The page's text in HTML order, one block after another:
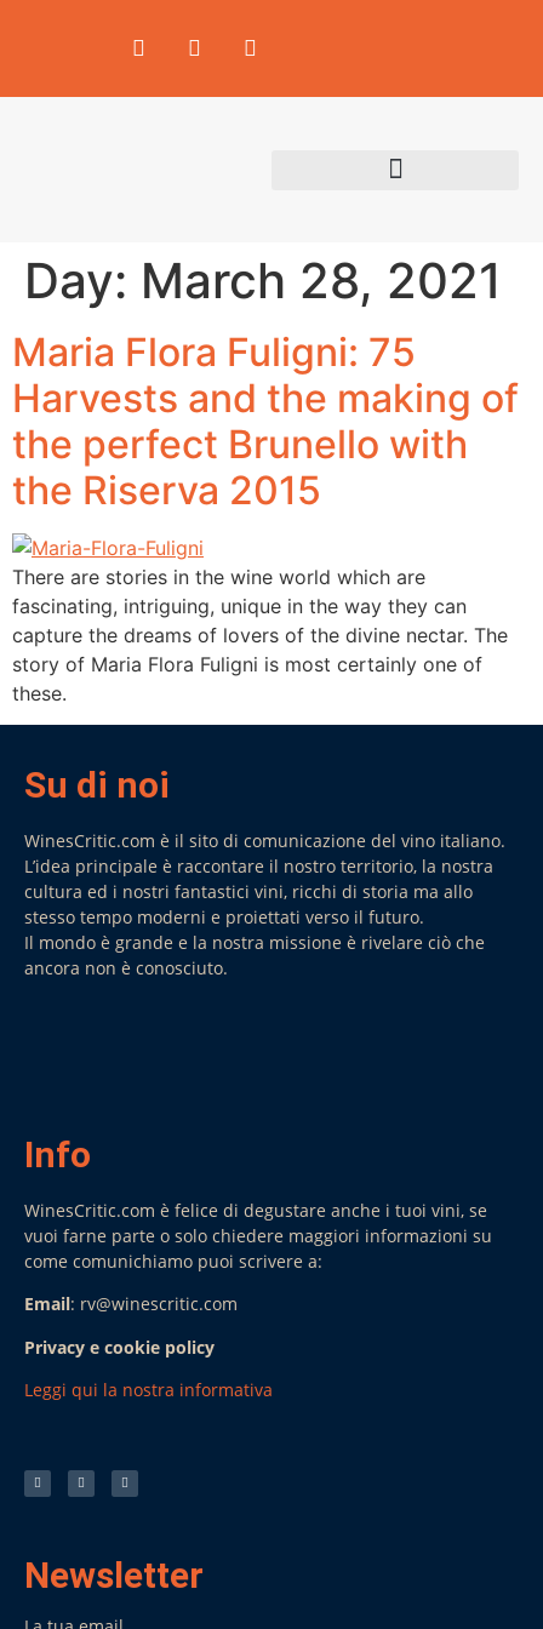
Day: March 28, 2021
Maria Flora Fuligni: 75
Harvests and the making of
the perfect Brunello with
the Riserva 2015
There are stories in the wine world which are
fascinating, intriguing, unique in the way they can
capture the dreams of lovers of the divine nectar. The
story of Maria Flora Fuligni is most certainly one of
these.
Su di noi
WinesCritic.com è il sito di comunicazione del vino italiano.
L’idea principale è raccontare il nostro territorio, la nostra
cultura ed i nostri fantastici vini, ricchi di storia ma allo
stesso tempo moderni e proiettati verso il futuro.
Il mondo è grande e la nostra missione è rivelare ciò che
ancora non è conosciuto.
Info
WinesCritic.com è felice di degustare anche i tuoi vini, se
vuoi farne parte o solo chiedere maggiori informazioni su
come comunichiamo puoi scrivere a:
Email: rv@winescritic.com
Privacy e cookie policy
Leggi qui la nostra informativa
Newsletter